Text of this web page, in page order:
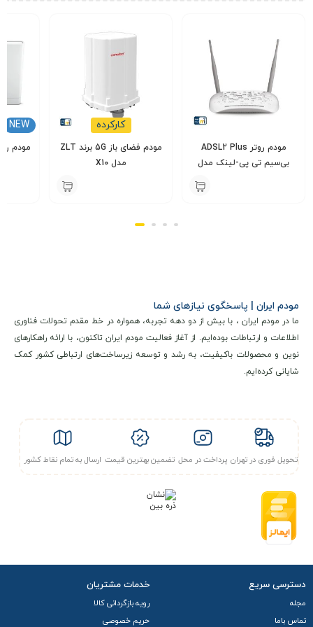
TD-LTE) پشتیبانی می‌کند و و با حافظه ۱۲۸ مگابایتی عمل
می‌کند. این روتر که در رده سخت‌افزاری CAT6 قرار دارد، می‌تواند
به حداکثر
پردازنده ی مودم بر پایه
و پردازنده
سوییچ این مودم از شرکت مدیاتک و مدل MT7621DAT است. برای
کاری ۵ گیگاهرتز مدیاتک MT7613BEN است.
وای فای
(802.11a/b/g/n/ac) پیروی می‌کند و یک روتر دو بانده با قابلیت
پخش همزمان در
است که حداکثر
مودم روتر ADSL2 Plus
بی‌سیم تی پی-لینک مدل
کارکرده
مودم فضای باز 5G برند ZLT
مدل X10
NEW
مودم ایران | پاسخگوی نیازهای شما
ما در مودم ایران ، با بیش از دو دهه تجربه، همواره در خط مقدم تحولات فناوری
اطلاعات و ارتباطات بوده‌ایم. از آغاز فعالیت مودم ایران تاکنون، با ارائه راهکارهای
نوین و محصولات باکیفیت، به رشد و توسعه زیرساخت‌های ارتباطی کشور کمک
شایانی کرده‌ایم.
تحویل فوری در تهران پرداخت در محل تضمین بهترین قیمت ارسال به تمام نقاط کشور
دسترسی سریع
مجله
تماس باما
خدمات مشتریان
رویه بازگردانی کالا
حریم خصوصی